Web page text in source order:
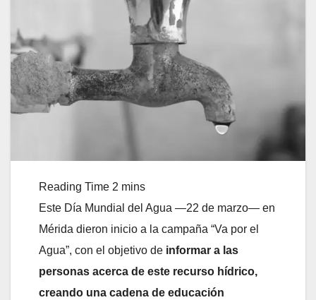
Este Día Mundial del Agua —22 de marzo— en
Mérida dieron inicio a la campaña “Va por el
Agua”, con el objetivo de informar a las
personas acerca de este recurso hídrico,
creando una cadena de educación